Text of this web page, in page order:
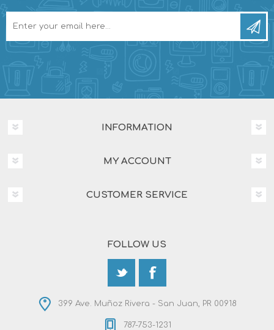
INFORMATION
MY ACCOUNT
CUSTOMER SERVICE
FOLLOW US
399 Ave. Muñoz Rivera - San Juan, PR 00918
787-753-1231